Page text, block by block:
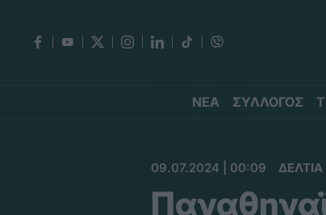
ΝΕΑ ΣΥΛΛΟΓΟΣ
09.07.2024 | 00:09